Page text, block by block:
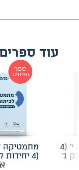
עוד
מתמטיקה לכיתה י׳ (4
ג׳
ספר
מאושר
מתמטיקה
(4